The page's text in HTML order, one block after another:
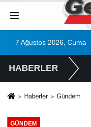
7 Ağustos 2026, Cuma
HABERLER
Haberler Gündem
GÜNDEM